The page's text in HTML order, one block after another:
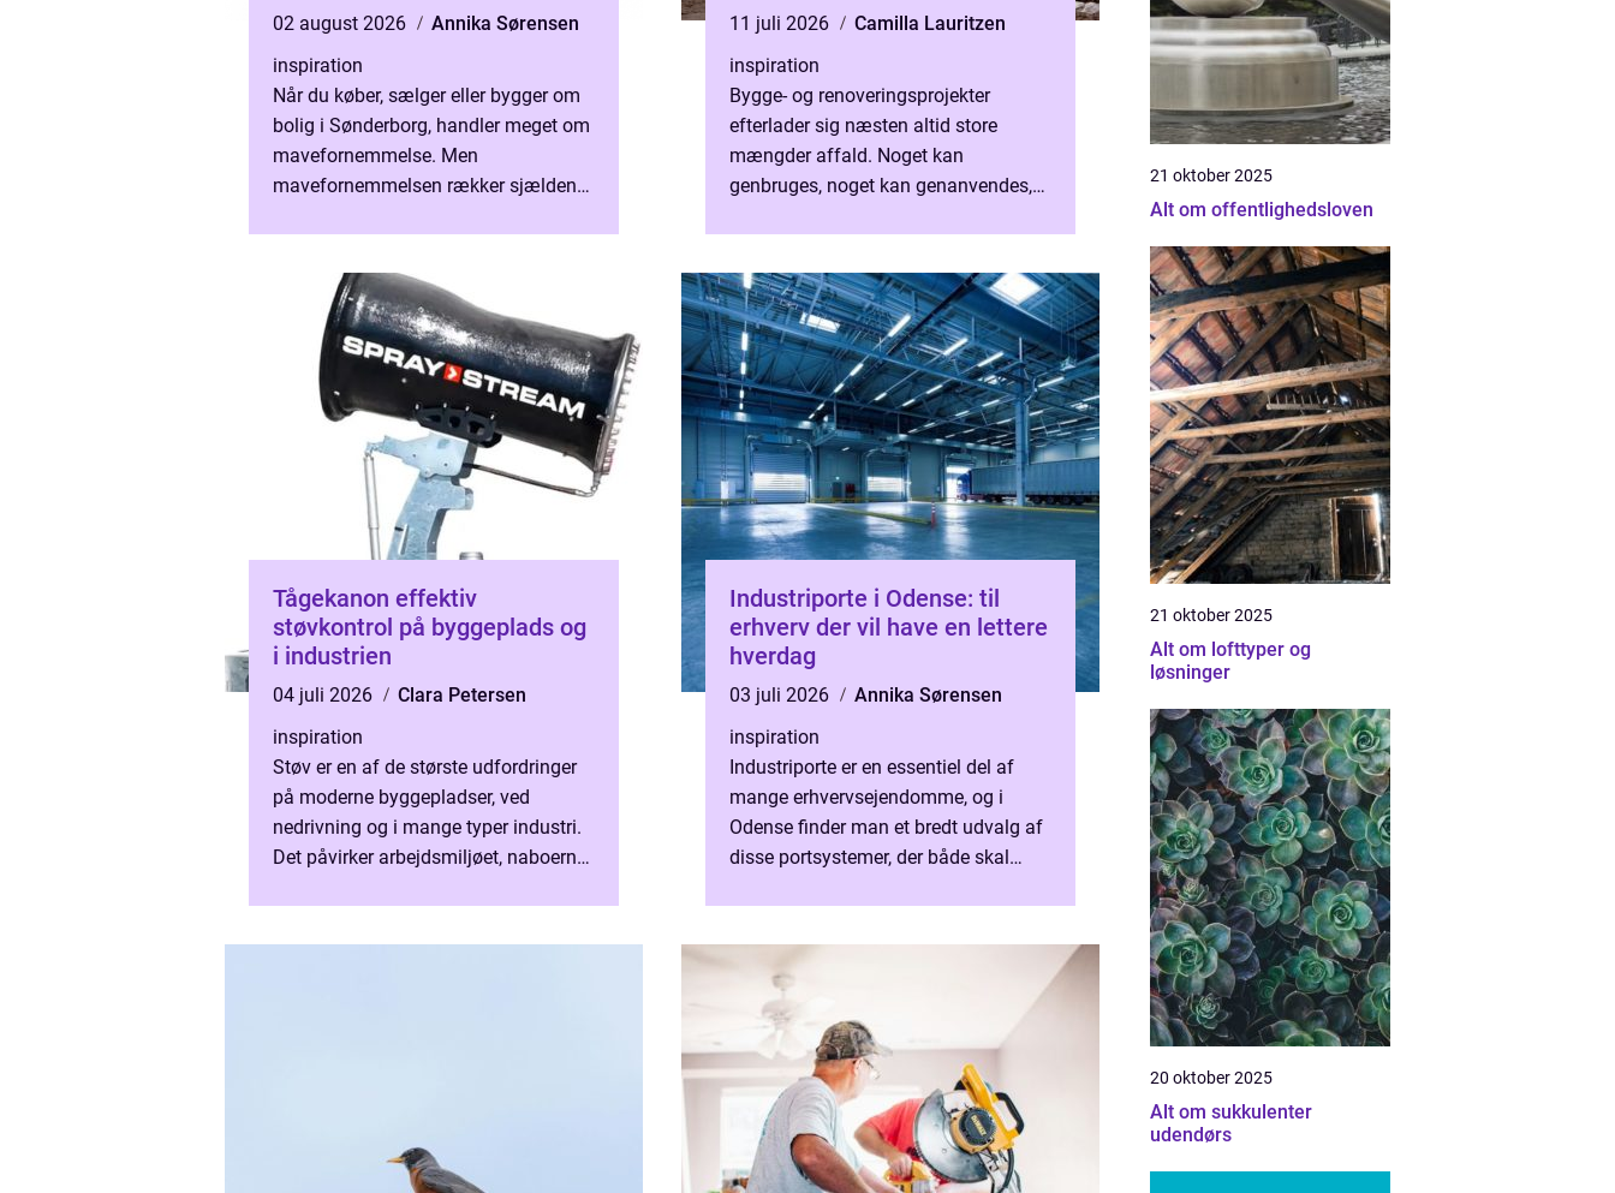
02 august 2026
Annika Sørensen
inspiration
Når du køber, sælger eller bygger om
bolig i Sønderborg, handler meget om
mavefornemmelse. Men
mavefornemmelsen rækker sjældent
11 juli 2026
Camilla Lauritzen
inspiration
Bygge- og renoveringsprojekter
efterlader sig næsten altid store
mængder affald. Noget kan
genbruges, noget kan genanvendes,
...
Tågekanon effektiv
støvkontrol på byggeplads og
i industrien
04 juli 2026
Clara Petersen
inspiration
Støv er en af de største udfordringer
på moderne byggepladser, ved
nedrivning og i mange typer industri.
Det påvirker arbejdsmiljøet, naboerne
Industriporte i Odense: til
erhverv der vil have en lettere
hverdag
03 juli 2026
Annika Sørensen
inspiration
Industriporte er en essentiel del af
mange erhvervsejendomme, og i
Odense finder man et bredt udvalg af
disse portsystemer, der både skal
21 oktober 2025
Alt om offentlighedsloven
21 oktober 2025
Alt om lofttyper og
løsninger
20 oktober 2025
Alt om sukkulenter
udendørs